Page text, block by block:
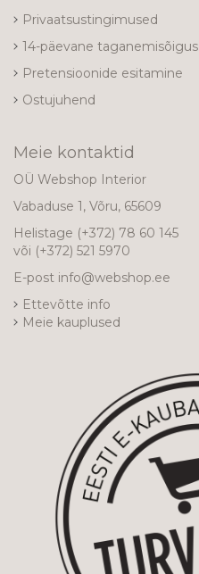
Privaatsustingimused
14-päevane taganemisõigus
Pretensioonide esitamine
Ostujuhend
Meie kontaktid
OÜ Webshop Interior
Vabaduse 1, Võru, 65609
Helistage (+372) 78 60 145
või (+372) 521 5970
E-post info@webshop.ee
Ettevõtte info
Meie kauplused